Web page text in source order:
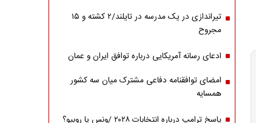
تیراندازی در یک مدرسه در تایلند/۲ کشته و ۱۵
مجروح
ادعای رسانه آمریکایی درباره توافق ایران و عمان
امضای توافقنامه دفاعی مشترک میان سه کشور
همسایه
پاسخ ترامپ درباره انتخابات ۲۰۲۸ /ونس یا روبیو؟